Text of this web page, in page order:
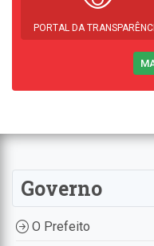
PORTAL DA
Governo
O Prefeito